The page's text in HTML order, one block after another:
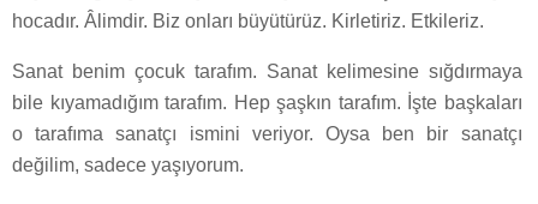
hocadır. Âlimdir. Biz onları büyütürüz. Kirletiriz. Etkileriz.
Sanat benim çocuk tarafım. Sanat kelimesine sığdırmaya
bile kıyamadığım tarafım. Hep şaşkın tarafım. İşte başkaları
o tarafıma sanatçı ismini veriyor. Oysa ben bir sanatçı
değilim, sadece yaşıyorum.